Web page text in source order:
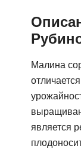
Малина
является